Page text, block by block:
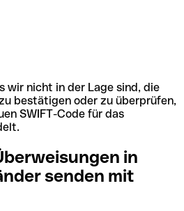
wir nicht in der Lage sind, die
bestätigen oder zu überprüfen,
SWIFT-Code für das
in
senden mit